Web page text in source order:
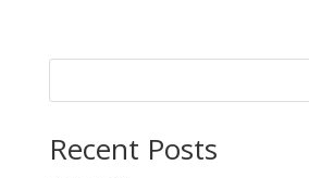
Recent Posts